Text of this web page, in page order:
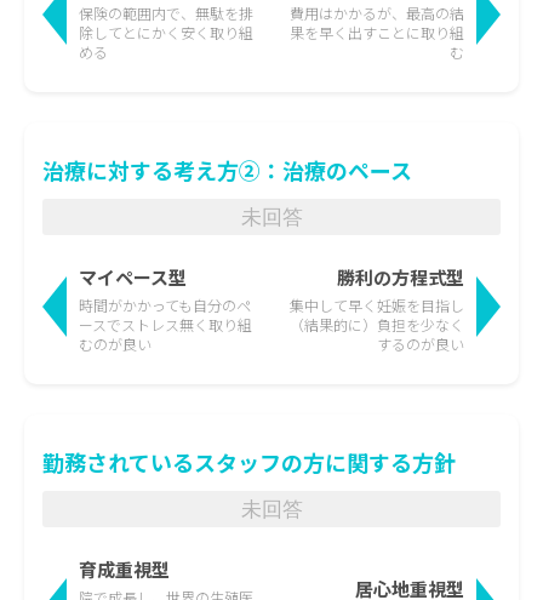
保険の範囲内で、無駄を排
除してとにかく安く取り組
める
費用はかかるが、最高の結
果を早く出すことに取り組
む
治療に対する考え方②：治療のペース
未回答
マイペース型
時間がかかっても 自分のペ
ースでストレス無く取り組
むのが良い
集中して早く妊娠を目指し
（結果的に）負担を少なく
するのが良い
勝利の方程式型
勤務されているスタッフの方に関する方針
未回答
育成重視型
居心地重視型